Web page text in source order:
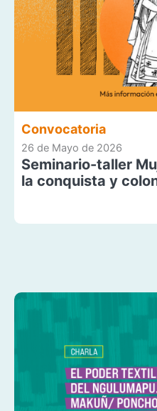
Convocatoria
26 de Mayo de 2026
Seminario-taller
la conquista y